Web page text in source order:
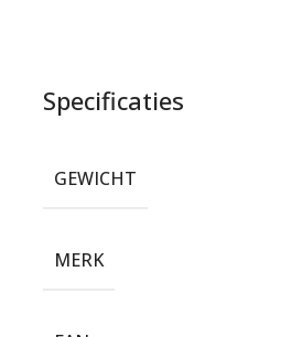
Specificaties
GEWICHT
MERK